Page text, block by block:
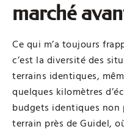
marché
Ce qui m’a toujours
c’est la diversité des
terrains identiques,
quelques kilomètres
budgets identiques non
terrain près de Guidel,